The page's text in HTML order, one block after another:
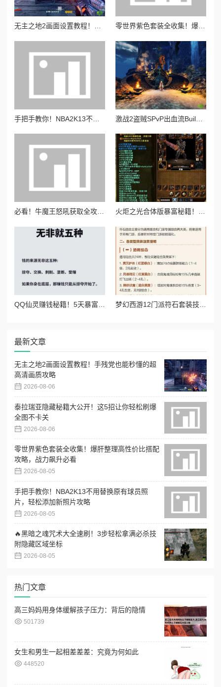
零世界紫色套装全收集！爆肝整理高性价比搭配攻略，战力飙升必看
激战2盗贼SPvP出血流Build！5分钟教你打出秒杀流 竞技场暴力美学天花板
必看！牛魔王怒吼获取全攻略！暴击率+30%神装秒变战神！ 火炬之光合体版暴富秘籍！3天攒满传奇装备，灰币冷门致富法公开
最新文章
无主之地2画面设置教程！手残党也能秒懂的超
高清画质攻略
2026-08-06
泰拉瑞亚隐藏秘籍大公开！这5招让你轻松刷爆
全图不卡关
2026-08-06
零世界紫色套装全收集！爆肝整理高性价比搭配
攻略，战力飙升必看
2026-08-05
手把手教你！NBA2K13不用替换原有球员照
片，轻松添加新照片攻略
2026-08-05
🔥黑暗之魂咒术大全速刷！3步轻松拿满必杀技
附隐藏区域坐标
2026-08-05
热门文章
高三妈妈用身体缓解孩子压力：背后的隐情
501739
女生和男生一起相差差差：究竟为何如此
448520